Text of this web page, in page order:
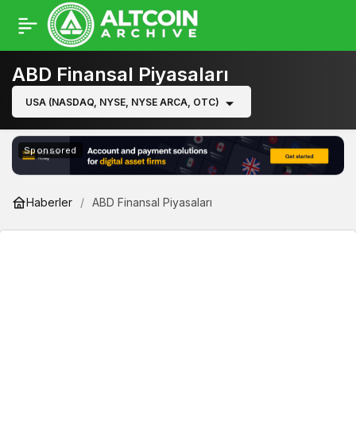
ABD Finansal Piyasaları
USA (NASDAQ, NYSE, NYSE ARCA, OTC)
Sponsored
Haberler ABD Finansal Piyasaları